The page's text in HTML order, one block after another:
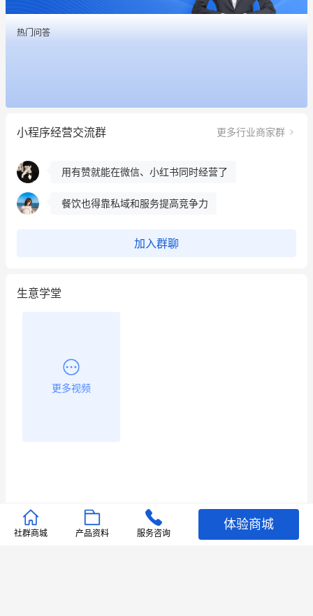
热门问答
小程序经营交流群 更多行业商家群
用有赞就能在微信、小红书同时经营了
冰墩墩货源充足需要的联系我
这个营销策划案例推荐大家看一下
用有赞就能在微信、小红书同时经营了
餐饮也得靠私域和服务提高竞争力
加入群聊
生意学堂
更多视频
推荐文章
社群商城 产品资料 服务咨询
体验商城